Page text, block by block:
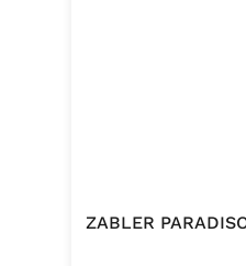
ZABLER